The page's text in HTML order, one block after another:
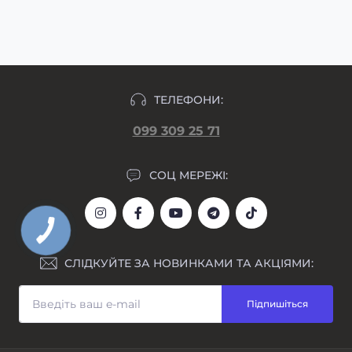
ТЕЛЕФОНИ:
099 309 25 71
СОЦ МЕРЕЖІ:
СЛІДКУЙТЕ ЗА НОВИНКАМИ ТА АКЦІЯМИ:
Підпишіться